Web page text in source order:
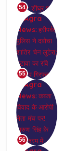
54
55
56